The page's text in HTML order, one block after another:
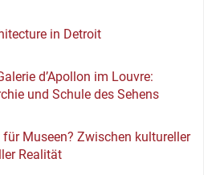
in Detroit
d’Apollon im Louvre:
und Schule des Sehens
Museen? Zwischen kultureller
Realität